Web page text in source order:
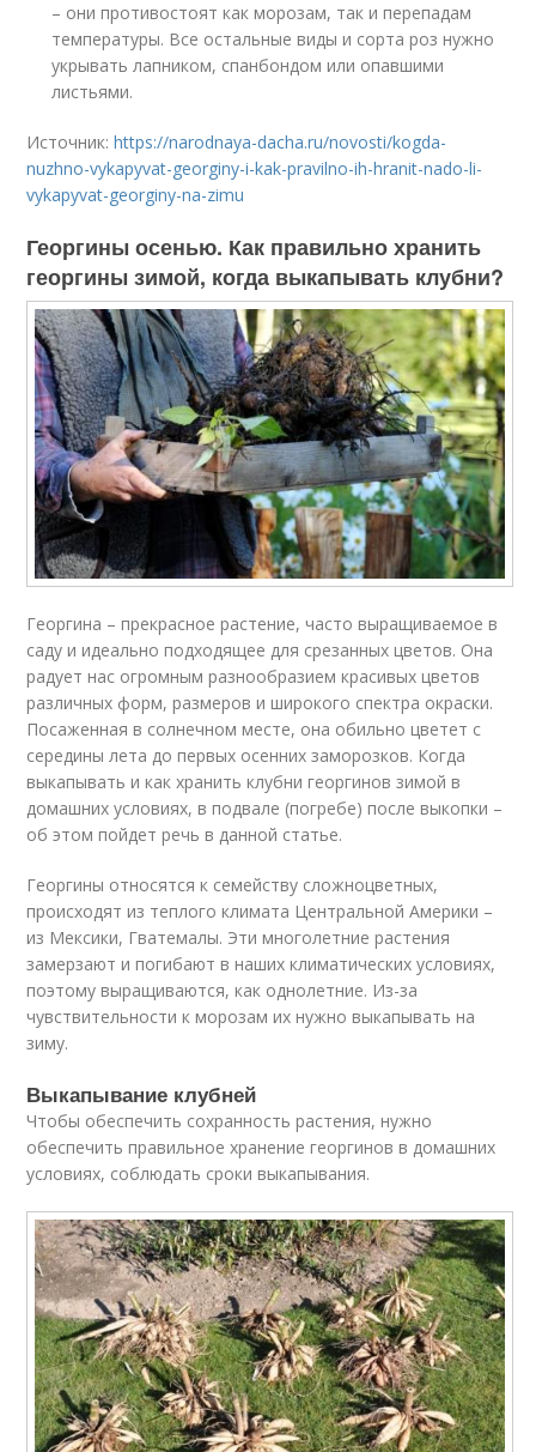
– они противостоят как морозам, так и перепадам
температуры. Все остальные виды и сорта роз нужно
укрывать лапником, спанбондом или опавшими
листьями.
Источник:https://narodnaya-dacha.ru/novosti/kogda-
nuzhno-vykapyvat-georginy-i-kak-pravilno-ih-hranit-nado-li-
vykapyvat-georginy-na-zimu
Георгины осенью. Как правильно хранить
георгины зимой, когда выкапывать клубни?
Георгина – прекрасное растение, часто выращиваемое в
саду и идеально подходящее для срезанных цветов. Она
радует нас огромным разнообразием красивых цветов
различных форм, размеров и широкого спектра окраски.
Посаженная в солнечном месте, она обильно цветет с
середины лета до первых осенних заморозков. Когда
выкапывать и как хранить клубни георгинов зимой в
домашних условиях, в подвале (погребе) после выкопки –
об этом пойдет речь в данной статье.
Георгины относятся к семейству сложноцветных,
происходят из теплого климата Центральной Америки –
из Мексики, Гватемалы. Эти многолетние растения
замерзают и погибают в наших климатических условиях,
поэтому выращиваются, как однолетние. Из-за
чувствительности к морозам их нужно выкапывать на
зиму.
Выкапывание клубней
Чтобы обеспечить сохранность растения, нужно
обеспечить правильное хранение георгинов в домашних
условиях, соблюдать сроки выкапывания.